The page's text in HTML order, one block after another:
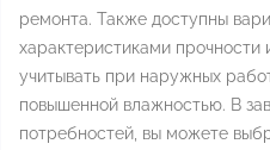
ремонта. Также доступны
характеристиками прочности
учитывать при наружных
повышенной влажностью. В
потребностей, вы можете